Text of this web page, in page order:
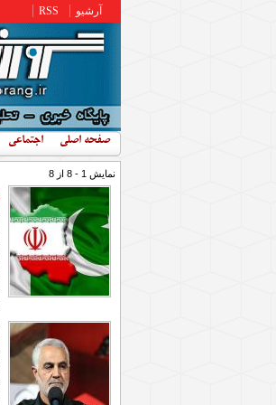
آرشیو RSS
صفحه اصلی اجتماعی
نمایش 1 - 8 از 8